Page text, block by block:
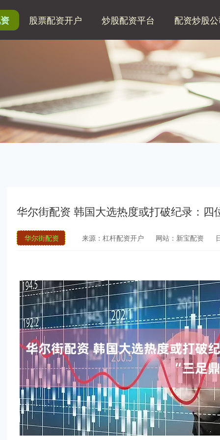
股票配资开户 炒股配资平台 配资炒股
华尔街配资 韩国大选热度或打破纪录：四
华尔街配资 来源：杠杆配资开户 网站：新宝配资